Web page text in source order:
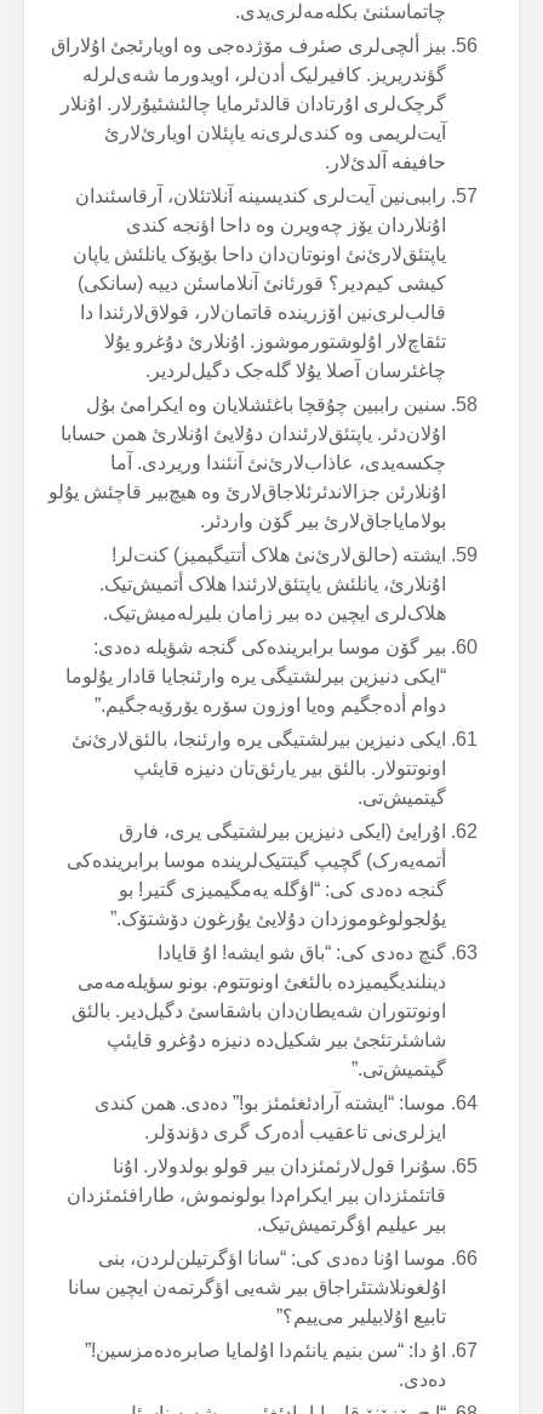
چاتماسئنئ بکلەمەلری‌یدی.
بیز ألچی‌لری صئرف مۆژدەجی وە اویارئجئ اۇلاراق
گؤندریریز. کافیرلیک أدن‌لر، اویدورما شەی‌لرلە
گرچک‌لری اۇرتادان قالدئرمایا چالئشئیۇرلار. اۇنلار
آیت‌لریمی وە کندی‌لری‌نە یاپئلان اویارئ‌لارئ
حافیفە آلدئ‌لار.
راببی‌نین آیت‌لری کندیسینە آنلاتئلان، آرقاسئندان
اۇنلاردان یۆز چەویرن وە داحا اؤنجە کندی
یاپتئق‌لارئ‌نئ اونوتان‌دان داحا بۆیۆک یانلئش یاپان
کیشی کیم‌دیر؟ قورئانئ آنلاماسئن دییە (سانکی)
قالب‌لری‌نین اۆزریندە قاتمان‌لار، قولاق‌لارئندا دا
تئقاچ‌لار اۇلوشتورموشوز. اۇنلارئ دۇغرو یۇلا
چاغئرسان آصلا یۇلا گلەجک دگیل‌لردیر.
سنین راببین چۇقچا باغئشلایان وە ایکرامئ بۇل
اۇلان‌دئر. یاپتئق‌لارئندان دۇلایئ اۇنلارئ همن حسابا
چکسەیدی، عاذاب‌لارئ‌نئ آنئندا وریردی. آما
اۇنلارئن جزالاندئرئلاجاق‌لارئ وە هیچ‌بیر قاچئش یۇلو
بولامایاجاق‌لارئ بیر گۆن واردئر.
ایشتە (حالق‌لارئ‌نئ هلاک أتتیگیمیز) کنت‌لر!
اۇنلارئ، یانلئش یاپتئق‌لارئندا هلاک أتمیش‌تیک.
هلاک‌لری ایچین دە بیر زامان بلیرلەمیش‌تیک.
بیر گۆن موسا برابریندەکی گنجە شؤیلە دەدی:
“ایکی دنیزین بیرلشتیگی یرە وارئنجایا قادار یۇلوما
دوام أدەجگیم وەیا اوزون سۆرە یۆرۆیەجگیم.”
ایکی دنیزین بیرلشتیگی یرە وارئنجا، بالئق‌لارئ‌نئ
اونوتتولار. بالئق بیر یارئق‌تان دنیزە قایئپ
گیتمیش‌تی.
اۇرایئ (ایکی دنیزین بیرلشتیگی یری، فارق
أتمەیەرک) گچیپ گیتتیک‌لریندە موسا برابریندەکی
گنجە دەدی کی: “اؤگلە یەمگیمیزی گتیر! بو
یۇلجولوغوموزدان دۇلایئ یۇرغون دۆشتۆک.”
گنچ دەدی کی: “باق شو ایشە! اۇ قایادا
دینلندیگیمیزدە بالئغئ اونوتتوم. بونو سؤیلەمەمی
اونوتتوران شەیطان‌دان باشقاسئ دگیل‌دیر. بالئق
شاشئرتئجئ بیر شکیل‌دە دنیزە دۇغرو قایئپ
گیتمیش‌تی.”
موسا: “ایشتە آرادئغئمئز بو!” دەدی. همن کندی
ایزلری‌نی تاعقیب أدەرک گری دؤندۆلر.
سۇنرا قول‌لارئمئزدان بیر قولو بولدولار. اۇنا
قاتئمئزدان بیر ایکرام‌دا بولونموش، طارافئمئزدان
بیر عیلیم اؤگرتمیش‌تیک.
موسا اۇنا دەدی کی: “سانا اؤگرتیلن‌لردن، بنی
اۇلغونلاشتئراجاق بیر شەیی اؤگرتمەن ایچین سانا
تابیع اۇلابیلیر می‌ییم؟”
اۇ دا: “سن بنیم یانئم‌دا اۇلمایا صابرەدەمزسین!”
دەدی.